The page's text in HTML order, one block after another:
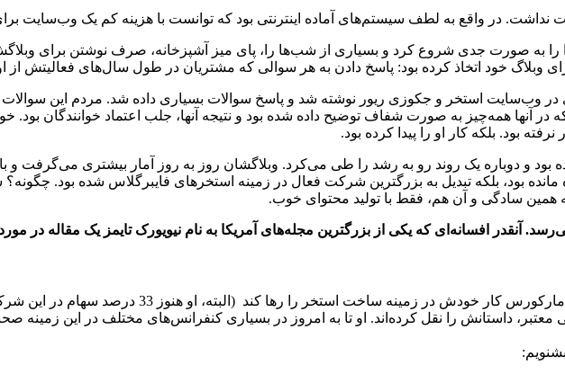
در واقع به لطف سیستم‌های آماده اینترنتی بود که توانست با هزینه کم یک وب‌سایت
را به صورت جدی شروع کرد و بسیاری از شب‌ها را، پای میز آشپزخانه، صرف نوشتن برای
وبلاگ خود اتخاذ کرده بود: پاسخ دادن به هر سوالی که مشتریان در طول سال‌های فعالیتش از
وب‌سایت استخر و جکوزی ریور نوشته شد و پاسخ سوالات بسیاری داده شد. مردم این سوالات
آنها همه‌چیز به صورت شفاف توضیح داده شده بود و نتیجه آنها، جلب اعتماد خوانندگان بود.
بود. بلکه کار او را پیدا کرده بود.
و دوباره یک روند رو به رشد را طی می‌کرد. وبلاگشان روز به روز آمار بیشتری می‌گرفت و
بود، بلکه تبدیل به بزرگترین شرکت فعال در زمینه استخرهای فایبرگلاس شده بود. چگونه؟
سادگی و آن هم، فقط با تولید محتوای خوب.
آنقدر افسانه‌ای که یکی از بزرگترین مجله‌های آمریکا به نام نیویورک تایمز یک مقاله در
در نهایت، نتیجه همه این موفقیت‌ها آن شد که مارکورس
معتبر، داستانش را نقل کرده‌اند. او تا به امروز در بسیاری کنفرانس‌های مختلف در این